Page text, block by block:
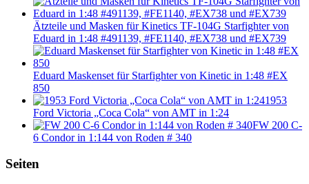
Ätzteile und Masken für Kinetics TF-104G Starfighter von
Eduard in 1:48 #491139, #FE1140, #EX738 und #EX739
Eduard Maskenset für Starfighter von Kinetic in 1:48 #EX
850
1953
Ford Victoria „Coca Cola“ von AMT in 1:24
FW 200 C-
6 Condor in 1:144 von Roden # 340
Seiten